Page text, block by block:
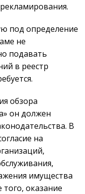
под определение
не
подавать
в реестр
обзора
он должен
В
на
имущества
оказание